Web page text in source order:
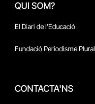
QUI SOM?
El Diari de l'Educació
Fundació Periodisme Plural
CONTACTA'NS